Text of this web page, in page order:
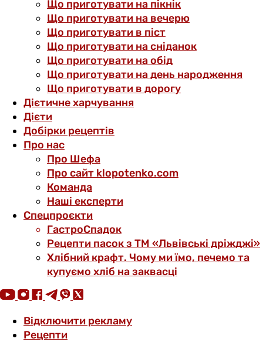
Що приготувати на пікнік
Що приготувати на вечерю
Що приготувати в піст
Що приготувати на сніданок
Що приготувати на обід
Що приготувати на день народження
Що приготувати в дорогу
Дієтичне харчування
Дієти
Добірки рецептів
Про нас
Про Шефа
Про сайт klopotenko.com
Команда
Наші експерти
Спецпроєкти
ГастроСпадок
Рецепти пасок з ТМ «Львівські дріжджі»
Хлібний крафт. Чому ми їмо, печемо та
купуємо хліб на заквасці
Відключити рекламу
Рецепти